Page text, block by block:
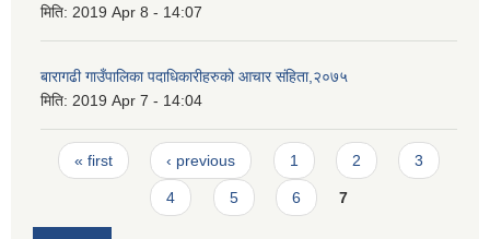
मिति: 2019 Apr 8 - 14:07
बारागढी गाउँपालिका पदाधिकारीहरुको आचार संहिता,२०७५
मिति: 2019 Apr 7 - 14:04
Pages
« first ‹ previous 1 2 3
4 5 6 7